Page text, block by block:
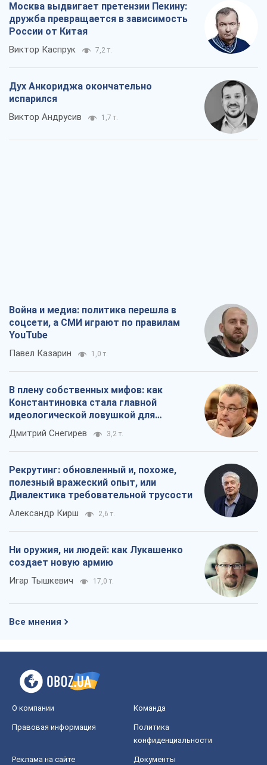
Москва выдвигает претензии Пекину:
дружба превращается в зависимость
России от Китая
Виктор Каспрук 7,2 т.
Дух Анкориджа окончательно
испарился
Виктор Андрусив 1,7 т.
Война и медиа: политика перешла в
соцсети, а СМИ играют по правилам
YouTube
Павел Казарин 1,0 т.
В плену собственных мифов: как
Константиновка стала главной
идеологической ловушкой для
российских оккупантов
Дмитрий Снегирев 3,2 т.
Рекрутинг: обновленный и, похоже,
полезный вражеский опыт, или
Диалектика требовательной трусости
Александр Кирш 2,6 т.
Ни оружия, ни людей: как Лукашенко
создает новую армию
Игар Тышкевич 17,0 т.
Все мнения
О компании Команда
Правовая информация
Политика
конфиденциальности
Реклама на сайте Документы